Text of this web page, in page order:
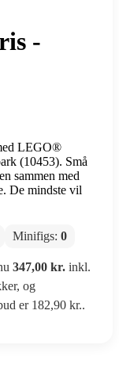
-
LEGO®
(10453). Små
sammen med
De mindste vil
Minifigs: 0
347,00 kr. inkl.
og
er 182,90 kr..